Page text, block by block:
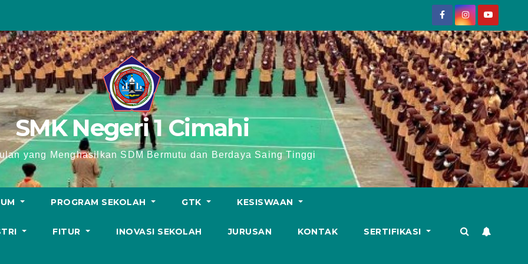
SMK Negeri 1 Cimahi
yang Menghasilkan SDM Bermutu dan Berdaya Saing Tinggi
PROGRAM SEKOLAH GTK KESISWAAN
FITUR INOVASI SEKOLAH JURUSAN KONTAK SERTIFIKASI